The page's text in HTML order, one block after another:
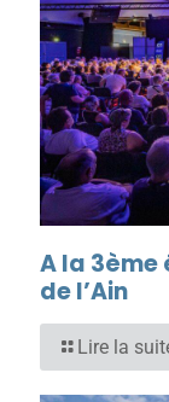
A la
de l’Ain
Lire la